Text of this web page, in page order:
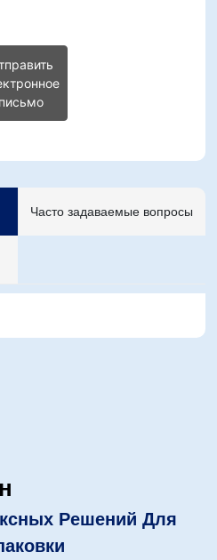
письмо
Часто задаваемые вопросы
Решений Для